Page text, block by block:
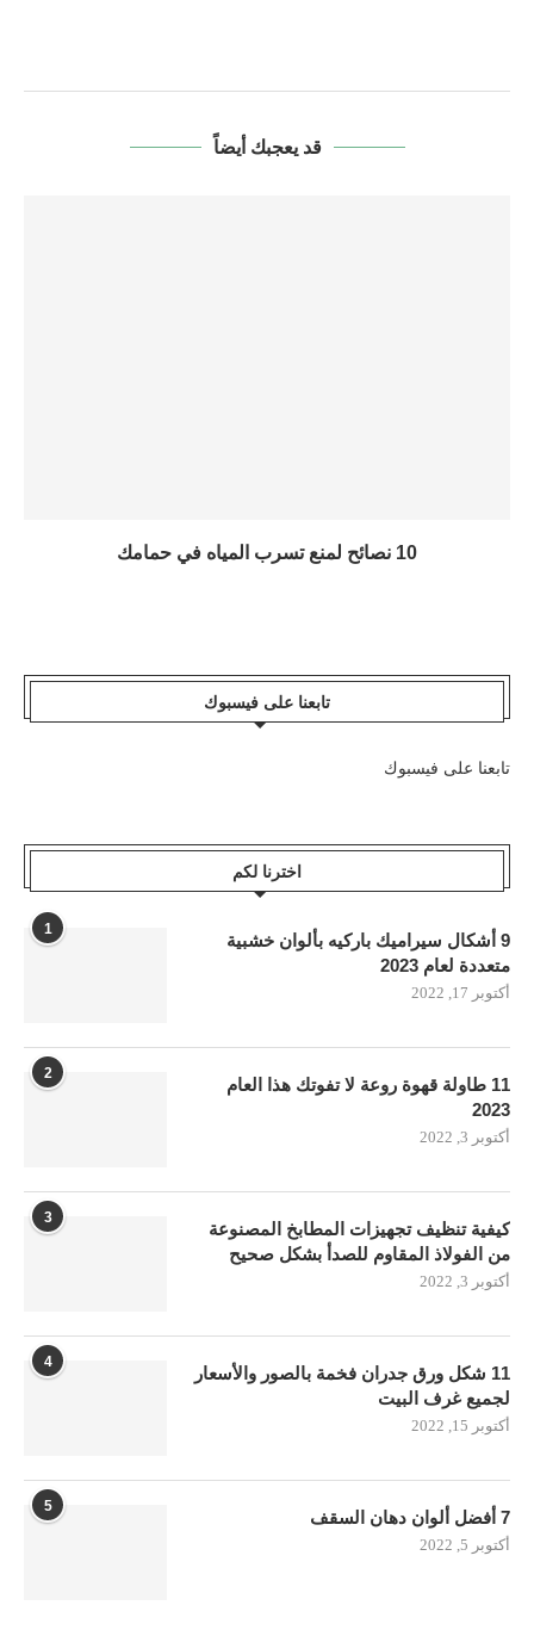
قد يعجبك أيضاً
10 نصائح لمنع تسرب المياه في حمامك
تابعنا على فيسبوك
تابعنا على فيسبوك
اخترنا لكم
1
9 أشكال سيراميك باركيه بألوان خشبية
متعددة لعام 2023
أكتوبر 17, 2022
2
11 طاولة قهوة روعة لا تفوتك هذا العام
2023
أكتوبر 3, 2022
3
كيفية تنظيف تجهيزات المطابخ المصنوعة
من الفولاذ المقاوم للصدأ بشكل صحيح
أكتوبر 3, 2022
4
11 شكل ورق جدران فخمة بالصور والأسعار
لجميع غرف البيت
أكتوبر 15, 2022
5
7 أفضل ألوان دهان السقف
أكتوبر 5, 2022